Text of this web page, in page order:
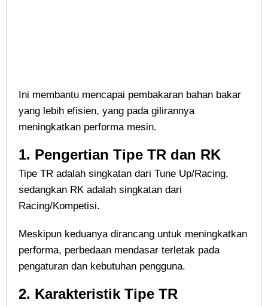
Ini membantu mencapai pembakaran bahan bakar
yang lebih efisien, yang pada gilirannya
meningkatkan performa mesin.
1. Pengertian Tipe TR dan RK
Tipe TR adalah singkatan dari Tune Up/Racing,
sedangkan RK adalah singkatan dari
Racing/Kompetisi.
Meskipun keduanya dirancang untuk meningkatkan
performa, perbedaan mendasar terletak pada
pengaturan dan kebutuhan pengguna.
2. Karakteristik Tipe TR